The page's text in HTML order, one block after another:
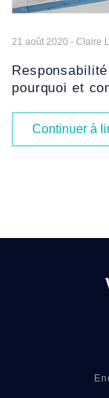
21 août 2020 - Claire
pourquoi et
Continuer à